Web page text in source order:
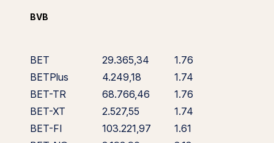
BVB
BET 29.365,34
1.76
BETPlus
4.249,18
1.74
BET-TR
68.766,46
1.76
BET-XT
2.527,55
1.74
BET-FI
103.221,97
1.61